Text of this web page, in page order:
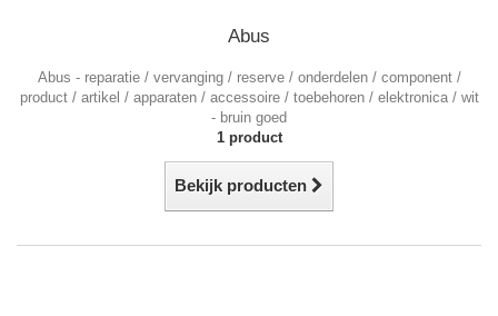
Abus
Abus - reparatie / vervanging / reserve / onderdelen / component /
product / artikel / apparaten / accessoire / toebehoren / elektronica / wit
- bruin goed
1 product
Bekijk producten